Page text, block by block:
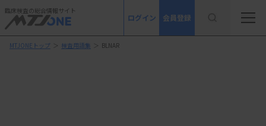
臨床検査の総合情報サイト
ログイン 会員登録
MTJONEトップ ＞ 検査用語集 ＞ BLNAR